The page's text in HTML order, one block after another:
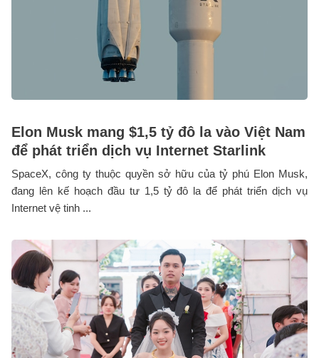
Elon Musk mang $1,5 tỷ đô la vào Việt Nam
để phát triển dịch vụ Internet Starlink
SpaceX, công ty thuộc quyền sở hữu của tỷ phú Elon Musk,
đang lên kế hoạch đầu tư 1,5 tỷ đô la để phát triển dịch vụ
Internet vệ tinh ...